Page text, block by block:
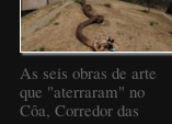
As seis obras de arte
que "aterraram" no
Côa, Corredor das